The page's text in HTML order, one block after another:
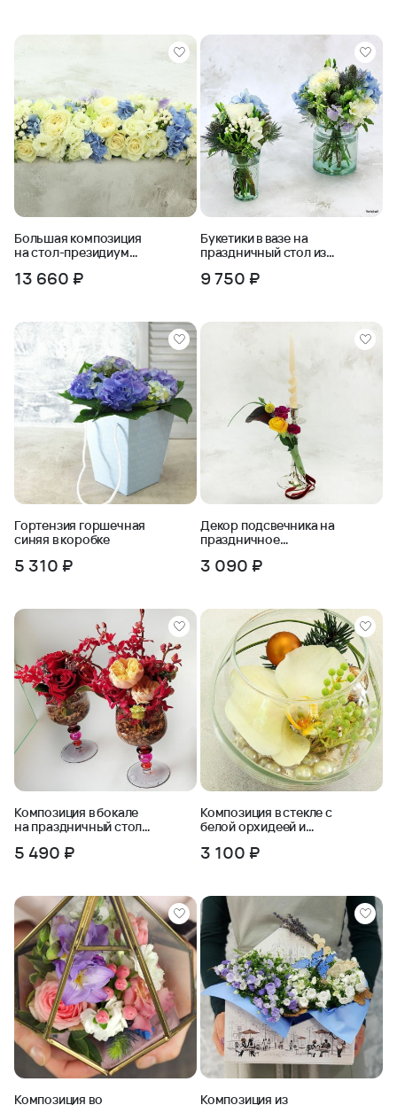
Большая композиция
на стол-президиум
роз и гортензии
13 660 ₽
Букетики в вазе на
праздничный стол из
9 750 ₽
Гортензия горшечная
синяя в коробке
5 310 ₽
Декор подсвечника на
праздничное
цветов
3 090 ₽
Композиция в бокале
на праздничный стол
5 490 ₽
Композиция в стекле с
белой орхидеей и
3 100 ₽
Композиция во Композиция из